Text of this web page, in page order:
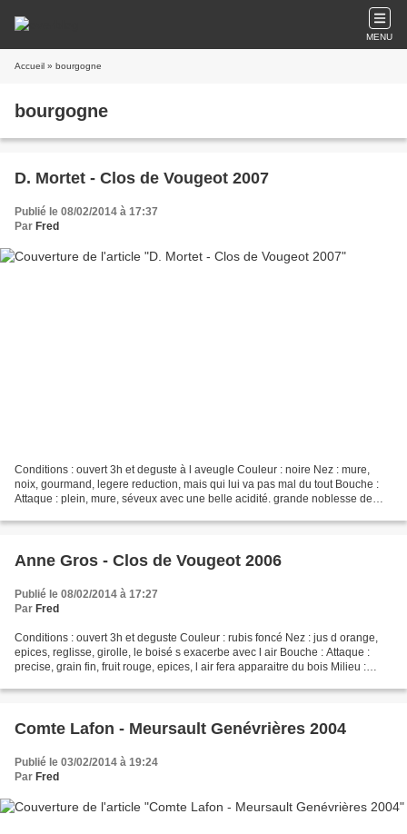
MENU
Accueil » bourgogne
bourgogne
D. Mortet - Clos de Vougeot 2007
Publié le 08/02/2014 à 17:37
Par Fred
Conditions : ouvert 3h et deguste à l aveugle Couleur : noire Nez : mure,
noix, gourmand, legere reduction, mais qui lui va pas mal du tout Bouche :
Attaque : plein, mure, séveux avec une belle acidité. grande noblesse de
Anne Gros - Clos de Vougeot 2006
Publié le 08/02/2014 à 17:27
Par Fred
Conditions : ouvert 3h et deguste Couleur : rubis foncé Nez : jus d orange,
epices, reglisse, girolle, le boisé s exacerbe avec l air Bouche : Attaque :
precise, grain fin, fruit rouge, epices, l air fera apparaitre du bois Milieu :
Comte Lafon - Meursault Genévrières 2004
Publié le 03/02/2014 à 19:24
Par Fred